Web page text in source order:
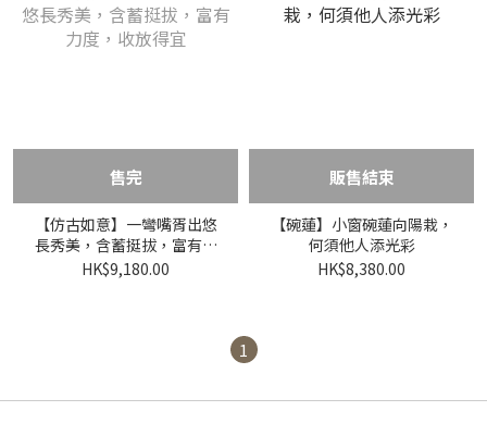
售完
【仿古如意】一彎嘴胥出悠
長秀美，含蓄挺拔，富有力
度，收放得宜
HK$9,180.00
販售結束
【碗蓮】小窗碗蓮向陽栽，
何須他人添光彩
HK$8,380.00
1